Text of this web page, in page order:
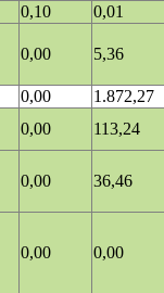
0,10
0,01
0,00 5,36
0,00
1.872,27
0,00
113,24
0,00 36,46
0,00 0,00